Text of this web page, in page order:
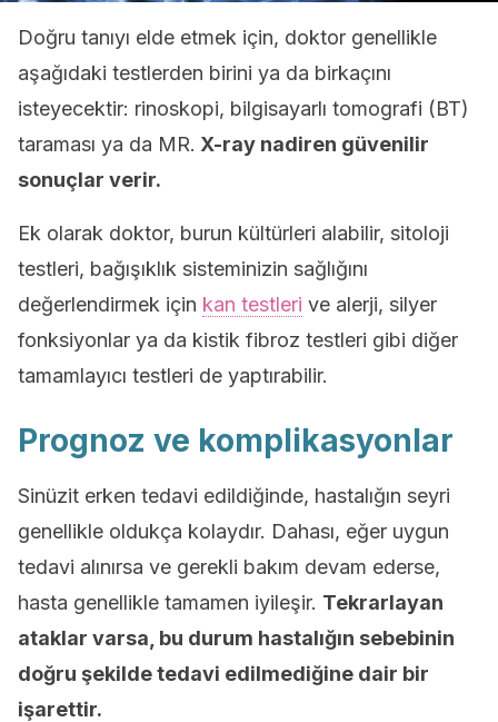
Doğru tanıyı elde etmek için, doktor genellikle
aşağıdaki testlerden birini ya da birkaçını
isteyecektir: rinoskopi, bilgisayarlı tomografi (BT)
taraması ya da MR. X-ray nadiren güvenilir
sonuçlar verir.
Ek olarak doktor, burun kültürleri alabilir, sitoloji
testleri, bağışıklık sisteminizin sağlığını
değerlendirmek için kan testleri ve alerji, silyer
fonksiyonlar ya da kistik fibroz testleri gibi diğer
tamamlayıcı testleri de yaptırabilir.
Prognoz ve komplikasyonlar
Sinüzit erken tedavi edildiğinde, hastalığın seyri
genellikle oldukça kolaydır. Dahası, eğer uygun
tedavi alınırsa ve gerekli bakım devam ederse,
hasta genellikle tamamen iyileşir. Tekrarlayan
ataklar varsa, bu durum hastalığın sebebinin
doğru şekilde tedavi edilmediğine dair bir
işarettir.